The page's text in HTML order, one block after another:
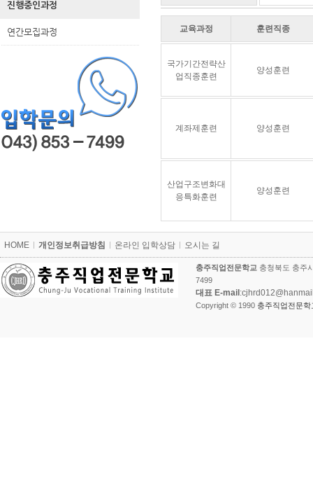
진행중인과정
연간모집과정 교육과정 훈련직종
국가기간전략산
업직종훈련
양성훈련
계좌제훈련 양성훈련
산업구조변화대
응특화훈련
양성훈련
HOME 개인정보취급방침 온라인 입학상담 오시는 길
이
트
충주직업전문학교 충청북도 충주
7499
대표 E-mail
Copyright © 1990 충주직업전문학